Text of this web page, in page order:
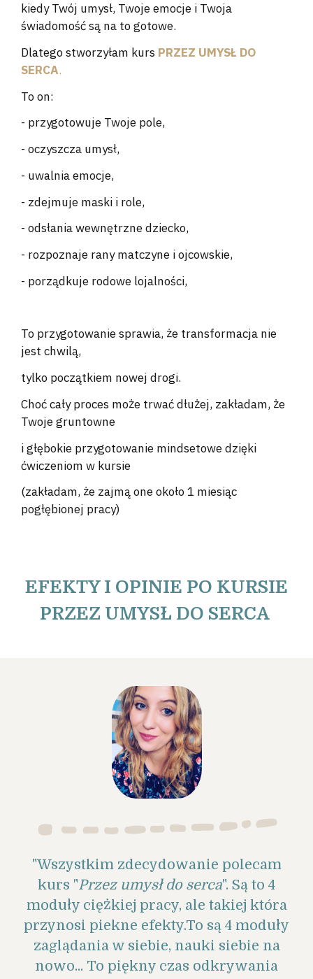
kiedy Twój umysł, Twoje emocje i Twoja
świadomość są na to gotowe.
Dlatego stworzyłam kurs PRZEZ UMYSŁ DO
SERCA.
To on:
- przygotowuje Twoje pole,
- oczyszcza umysł,
- uwalnia emocje,
- zdejmuje maski i role,
- odsłania wewnętrzne dziecko,
- rozpoznaje rany matczyne i ojcowskie,
- porządkuje rodowe lojalności,
To przygotowanie sprawia, że transformacja nie
jest chwilą,
tylko początkiem nowej drogi.
Choć cały proces może trwać dłużej, zakładam, że
Twoje gruntowne
i głębokie przygotowanie mindsetowe dzięki
ćwiczeniom w kursie
(zakładam, że zajmą one około 1 miesiąc
pogłębionej pracy)
EFEKTY I OPINIE PO KURSIE
PRZEZ UMYSŁ DO SERCA
"Wszystkim zdecydowanie polecam
kurs "Przez umysł do serca". Są to 4
moduły ciężkiej pracy, ale takiej która
przynosi piekne efekty.To są 4 moduły
zaglądania w siebie, nauki siebie na
nowo... To piękny czas odkrywania